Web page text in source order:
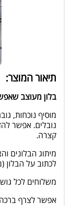
תיאור המוצר:
בלון מעוצב
מוסיף נוכחות,
נובלים. אפשר
קצרה.
מיתוג הבלונים
לכתוב על הבלון
משלוחים לכל גוש
אפשר לצרף